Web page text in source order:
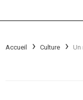
Accueil Culture